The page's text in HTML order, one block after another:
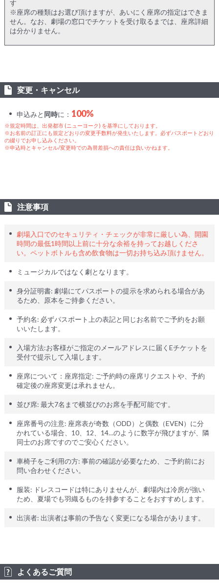
す
※座席の種類はお選び頂けますが、あいにく座席の指定はできま
せん。なお、劇場の窓口でチケットを受け取るまでは、座席詳細
は分かりません。
変更・キャンセル
申込みと 同時に： 100%
※規定時間は、出発都市 (ニューヨーク) を基準にしております。
※お名前の訂正にも規定どおりの変更手数料が発生いたします。必ずパスポートどおり
の綴りでお申し込みください。
※申込時とキャンセル/変更時での為替差損への責任は負いかねます。
注意事項
劇場入口でのセキュリティ・チェックが非常に厳しい為、開園
時間の最低1時間以上前に十分な余裕を持ってお越しくださ
い。ペットボトルも含め飲食物は一切お持ち込み頂けません。
ミュージカルではなく劇となります。
身分証明書: 劇場にてパスポートの提示を求められる場合があ
るため、原本をご持参ください。
予約名: 必ずパスポート上の表記と同じお名前でご予約をお願
いいたします。
入場方法:お客様がご指定のメールアドレスに届くEチケットを
受付で提示して入場します。
座席について：座席指定: ご予約時の座席リクエストや、予約
確定後の座席変更は承れません。
並び席: 最大7名まで横並びのお席を手配可能です。
座席番号の注意: 座席表が奇数（ODD）と偶数（EVEN）に分
かれている場合、10、12、14…のように数字が飛びますが、隣
同士のお席ですのでご安心ください。
車椅子をご利用の方: 事前の確認が必要なため、ご予約前にお
問い合わせください。
服装: ドレスコードは特にありませんが、劇場内は冷房が強い
ため、夏場でも羽織るものを持参することをおすすめします。
出演者: 出演者は事前の予告なく変更になる場合があります。
よくあるご質問